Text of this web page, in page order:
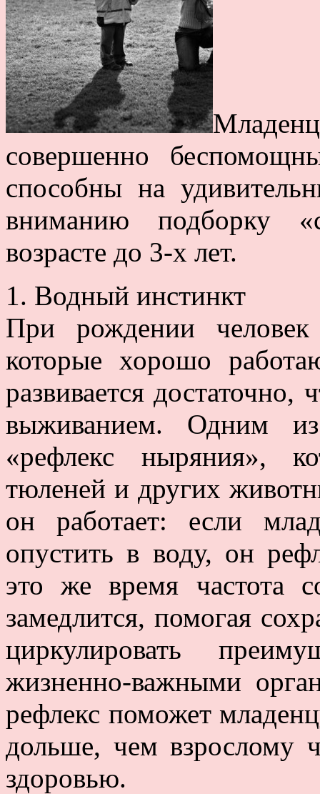
совершенно
способны на
вниманию подборку
возрасте до 3-х лет.
1. Водный инстинкт
При рождении человек
которые хорошо
развивается достаточно,
выживанием. Одним из
«рефлекс ныряния»,
тюленей и других
он работает: если
опустить в воду, он
это же время частота
замедлится, помогая
циркулировать
жизненно-важными
рефлекс поможет
дольше, чем взрослому
здоровью.